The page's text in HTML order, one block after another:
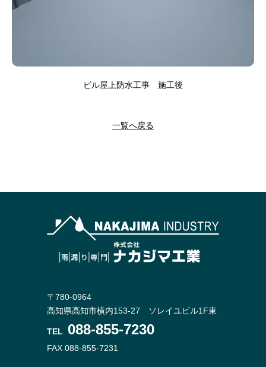
ビル屋上防水工事 施工後
一覧へ戻る
〒780-0964
高知県高知市横内153-27 ソレイユビル1F東
TEL 088-855-7230
FAX 088-855-7231